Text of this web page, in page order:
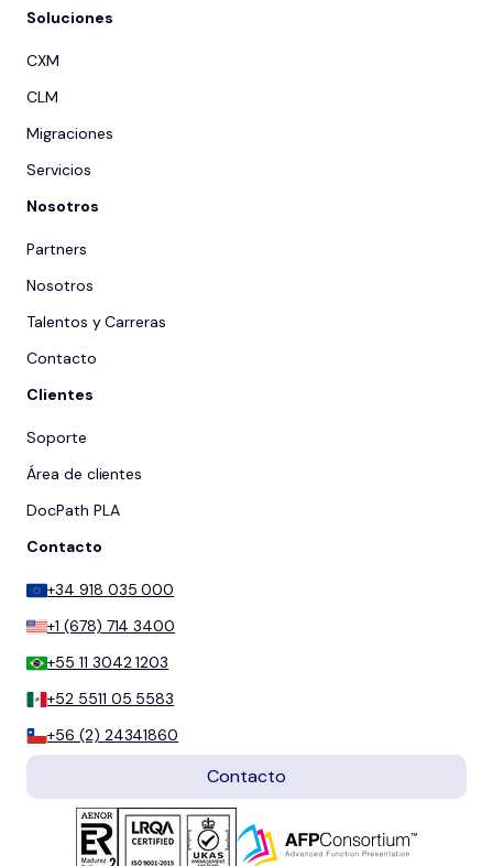
Soluciones
CXM
CLM
Migraciones
Servicios
Nosotros
Partners
Nosotros
Talentos y Carreras
Contacto
Clientes
Soporte
Área de clientes
DocPath PLA
Contacto
+34 918 035 000
+1 (678) 714 3400
+55 11 3042 1203
+52 5511 05 5583
+56 (2) 24341860
Contacto